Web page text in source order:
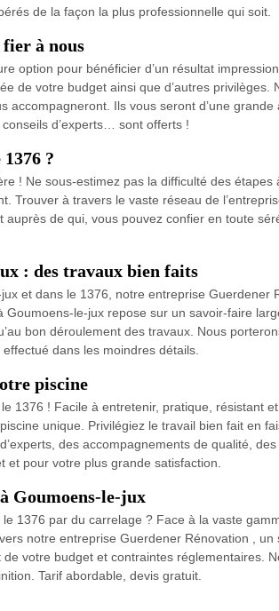
de la façon la plus professionnelle qui soit.
fier à nous
option pour bénéficier d’un résultat
de votre budget ainsi que d’autres
Ils vous seront d’une
d’experts… sont offerts !
?
! Ne sous-estimez pas la difficulté des
Trouver à travers le vaste réseau de
de qui, vous pouvez confier en toute
: des travaux bien faits
et dans le 1376, notre entreprise Guerdener
Goumoens-le-jux repose sur un savoir-faire
bon déroulement des travaux. Nous
dans les moindres détails.
piscine
1376 ! Facile à entretenir, pratique, résistant
unique. Privilégiez le travail bien fait en
des accompagnements de qualité,
pour votre plus grande satisfaction.
Goumoens-le-jux
1376 par du carrelage ? Face à la vaste
notre entreprise Guerdener Rénovation ,
votre budget et contraintes réglementaires.
Tarif abordable, devis gratuit.